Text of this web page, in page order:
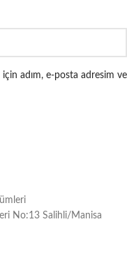
için adım, e-posta adresim ve
No:13 Salihli/Manisa